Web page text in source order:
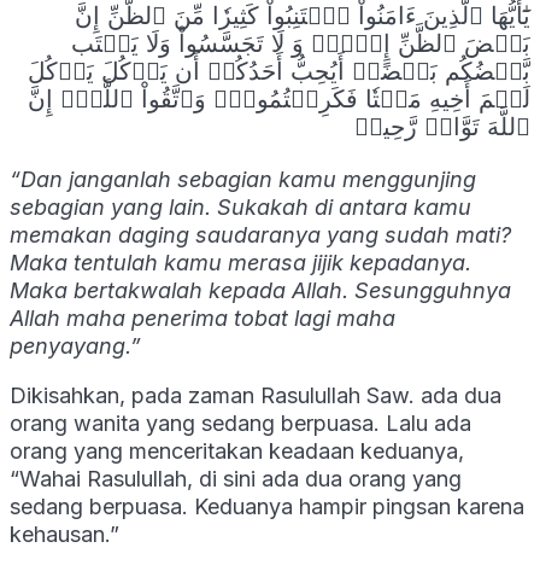
يَٰٓأَيُّهَا ٱلَّذِينَ ءَامَنُواْ ٱجۡتَنِبُواْ كَثِيرٗا مِّنَ ٱلظَّنِّ إِنَّ
بَعۡضَ ٱلظَّنِّ إِثۡمٞۖ وَ لَا تَجَسَّسُواْ وَلَا يَغۡتَب
بَّعۡضُكُم بَعۡضًاۚ أَيُحِبُّ أَحَدُكُمۡ أَن يَأۡكُلَ يَأۡكُلَ
لَحۡمَ أَخِيهِ مَيۡتٗا فَكَرِهۡتُمُوهُۚ وَٱتَّقُواْ ٱللَّهَۚ إِنَّ
ٱللَّهَ تَوَّابٞ رَّحِيمٞ
“Dan janganlah sebagian kamu menggunjing
sebagian yang lain. Sukakah di antara kamu
memakan daging saudaranya yang sudah mati?
Maka tentulah kamu merasa jijik kepadanya.
Maka bertakwalah kepada Allah. Sesungguhnya
Allah maha penerima tobat lagi maha
penyayang.”
Dikisahkan, pada zaman Rasulullah Saw. ada dua
orang wanita yang sedang berpuasa. Lalu ada
orang yang menceritakan keadaan keduanya,
“Wahai Rasulullah, di sini ada dua orang yang
sedang berpuasa. Keduanya hampir pingsan karena
kehausan.”